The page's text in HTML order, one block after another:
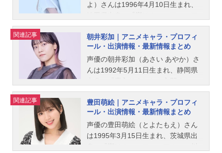
よ）さんは1996年4月10日生まれ、
ム』の黄前久美子役をはじめ、『機
動戦士Gundam GQuuuuuuX』のア
マテ・ユズリハ役など、人気作品の
キャラクターを多く演じています。
こちらでは、黒沢ともよさんのオス
関連記事
朝井彩加｜アニメキャラ・プロフィ
ール・出演情報・最新情報まとめ
声優の朝井彩加（あさい あやか）さ
んは1992年5月11日生まれ、静岡県
のウァラク・クララ役をはじめ、
『響け！ユーフォニアム』の加藤葉
月役など、人気作品のキャラクター
を多く演じています。こちらでは、
朝井彩加さんのオススメ記事をご紹
関連記事
豊田萌絵｜アニメキャラ・プロフィ
ール・出演情報・最新情報まとめ
声優の豊田萌絵（とよたもえ）さん
は1995年3月15日生まれ、茨城県出